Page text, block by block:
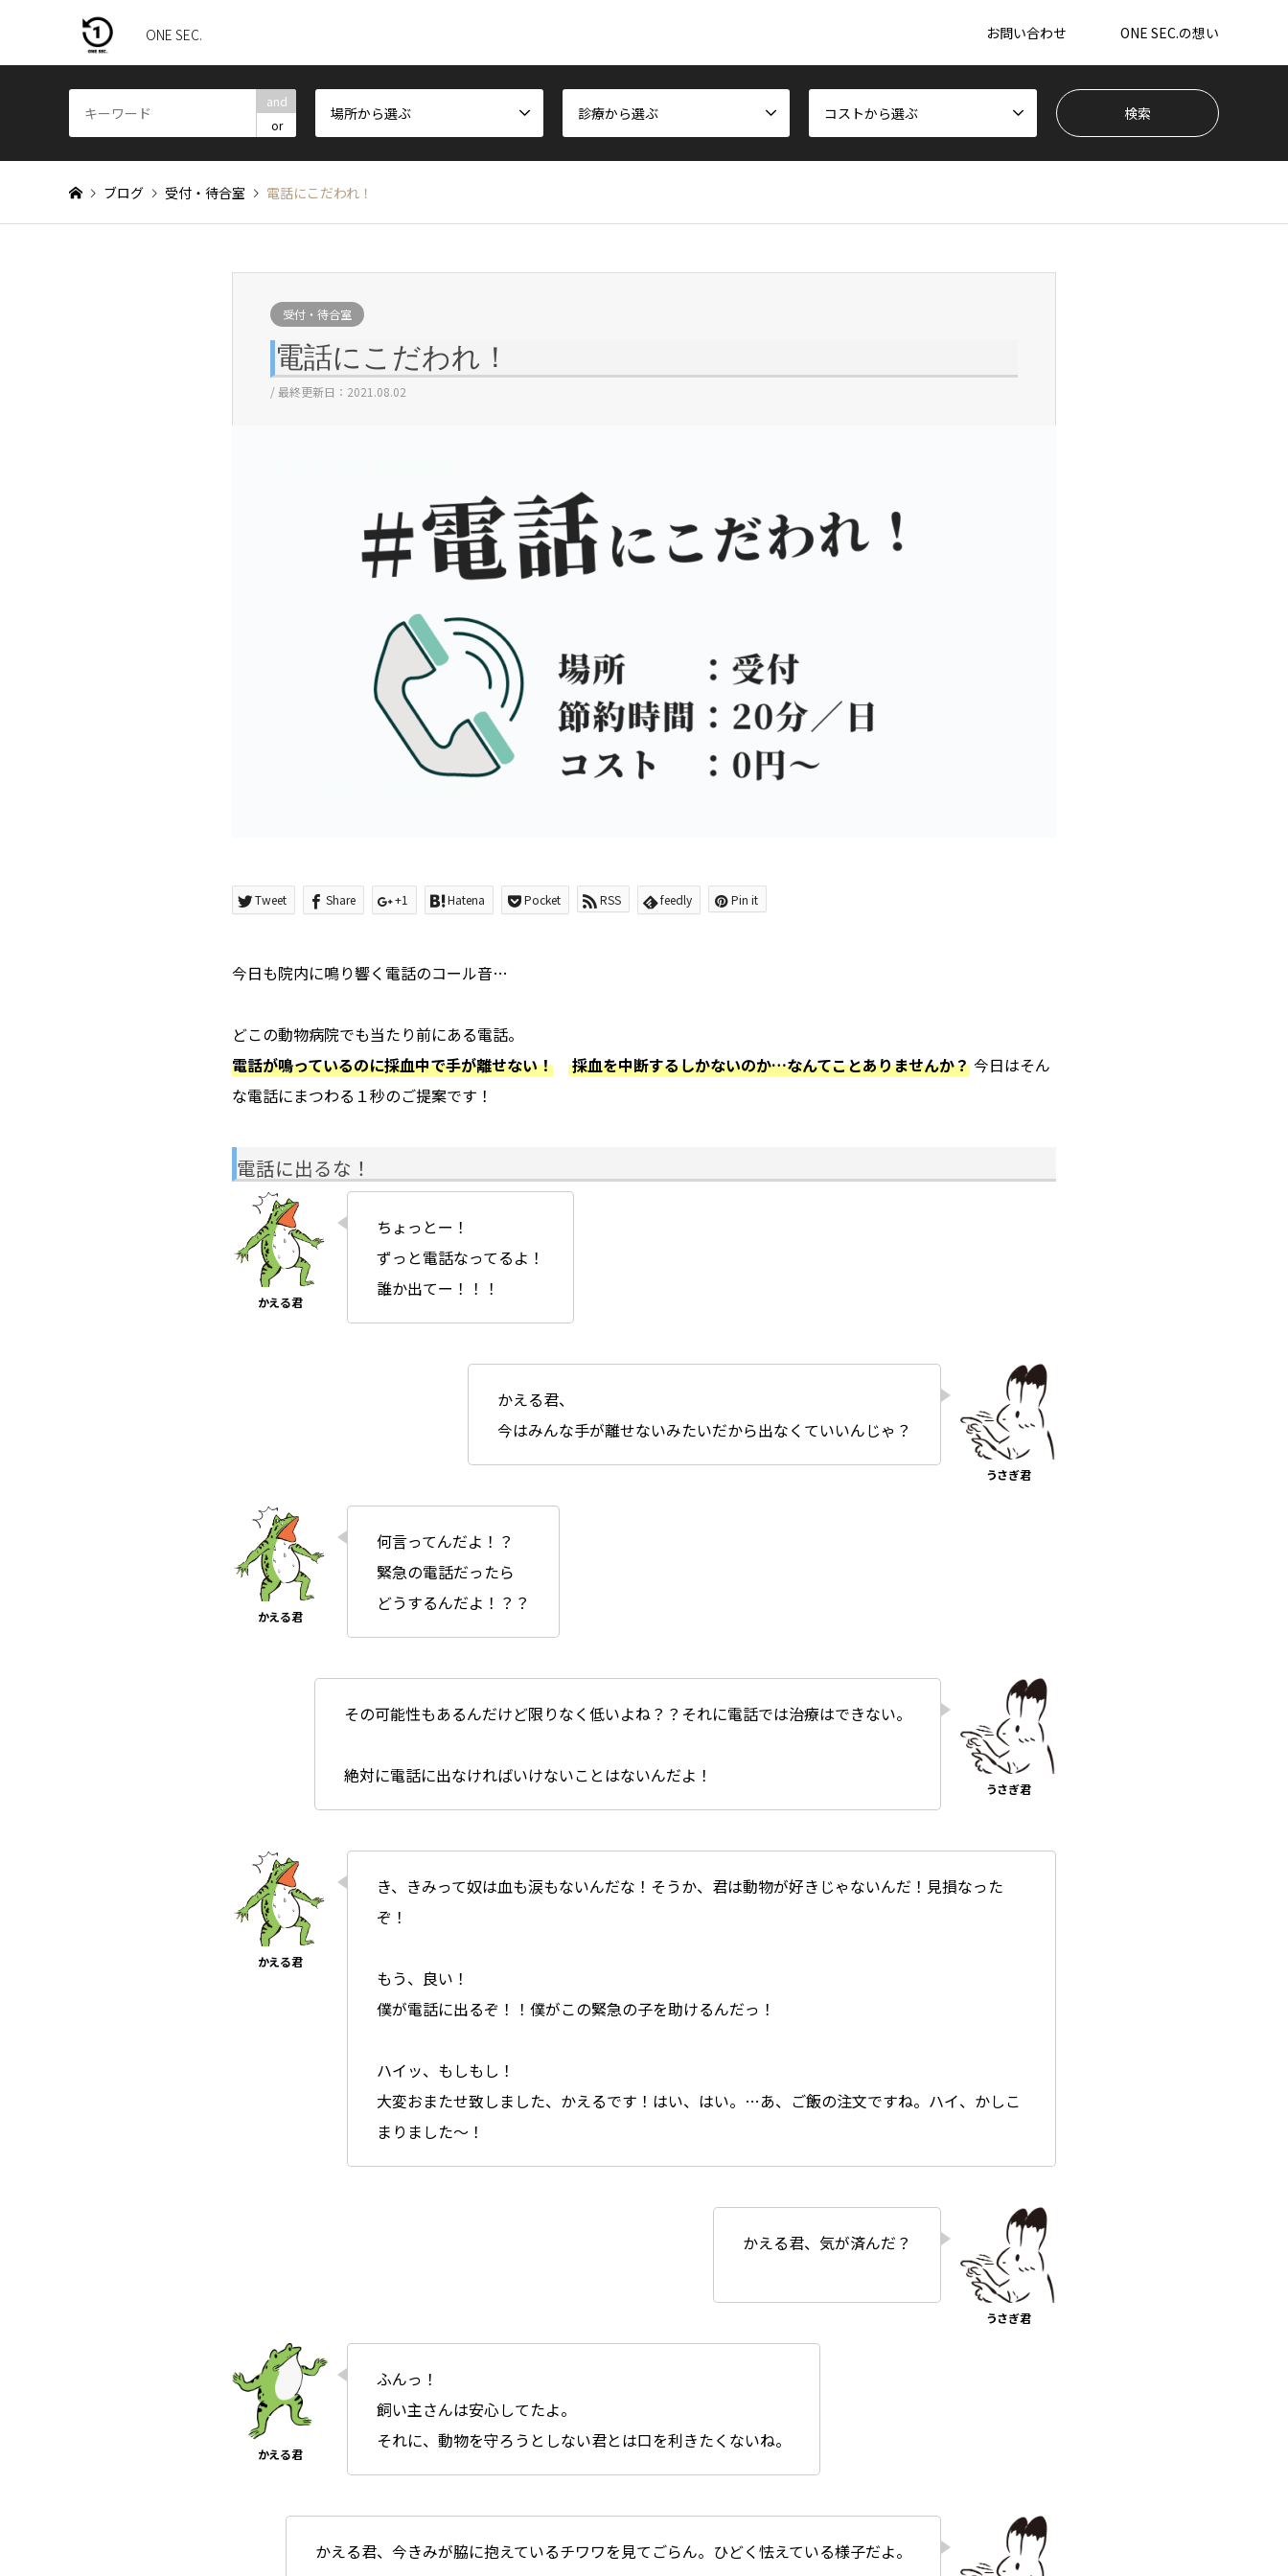
ONE SEC. お問い合わせ ONE SEC.の想い
and
or
場所から選ぶ 診療から選ぶ コストから選ぶ
ブログ 受付・待合室 電話にこだわれ！
受付・待合室
電話にこだわれ！
/ 最終更新日：2021.08.02
Tweet Share +1 Hatena Pocket RSS feedly Pin it
今日も院内に鳴り響く電話のコール音…
どこの動物病院でも当たり前にある電話。
電話が鳴っているのに採血中で手が離せない！
採血を中断するしかないのか…なんてことありませんか？今日はそん
な電話にまつわる１秒のご提案です！
電話に出るな！
ちょっとー！
ずっと電話なってるよ！
誰か出てー！！！
かえる君、
今はみんな手が離せないみたいだから出なくていいんじゃ？
何言ってんだよ！？
緊急の電話だったら
どうするんだよ！？？
その可能性もあるんだけど限りなく低いよね？？それに電話では治療はできない。
絶対に電話に出なければいけないことはないんだよ！
き、きみって奴は血も涙もないんだな！そうか、君は動物が好きじゃないんだ！見損なった
ぞ！
もう、良い！
僕が電話に出るぞ！！僕がこの緊急の子を助けるんだっ！
ハイッ、もしもし！
大変おまたせ致しました、かえるです！はい、はい。…あ、ご飯の注文ですね。ハイ、かしこ
まりました〜！
かえる君、気が済んだ？
ふんっ！
飼い主さんは安心してたよ。
それに、動物を守ろうとしない君とは口を利きたくないね。
かえる君、今きみが脇に抱えているチワワを見てごらん。ひどく怯えている様子だよ。